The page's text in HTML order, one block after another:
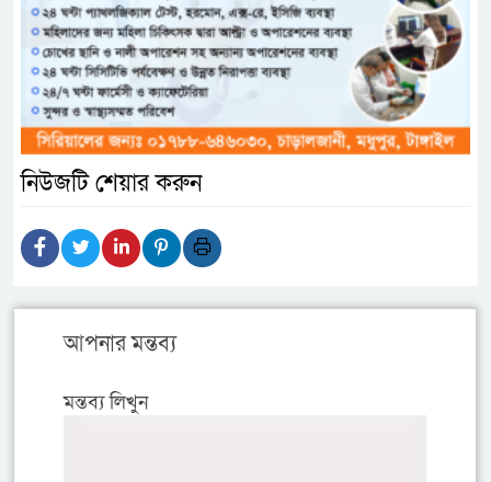
নিউজটি শেয়ার করুন
আপনার মন্তব্য
মন্তব্য লিখুন